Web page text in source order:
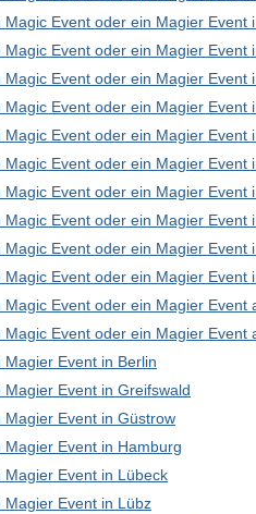
Magic Event oder ein Magier Event
Magic Event oder ein Magier Event
Magic Event oder ein Magier Event
Magic Event oder ein Magier Event
Magic Event oder ein Magier Event
Magic Event oder ein Magier Event
Magic Event oder ein Magier Event
Magic Event oder ein Magier Event
Magic Event oder ein Magier Event
Magic Event oder ein Magier Event
Magic Event oder ein Magier Event
Magic Event oder ein Magier Event
Magier Event in Berlin
Magier Event in Greifswald
Magier Event in Güstrow
Magier Event in Hamburg
Magier Event in Lübeck
Magier Event in Lübz